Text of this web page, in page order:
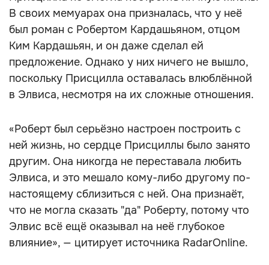
В своих мемуарах она призналась, что у неё
был роман с Робертом Кардашьяном, отцом
Ким Кардашьян, и он даже сделал ей
предложение. Однако у них ничего не вышло,
поскольку Присцилла оставалась влюблённой
в Элвиса, несмотря на их сложные отношения.
«Роберт был серьёзно настроен построить с
ней жизнь, но сердце Присциллы было занято
другим. Она никогда не переставала любить
Элвиса, и это мешало кому-либо другому по-
настоящему сблизиться с ней. Она признаёт,
что не могла сказать "да" Роберту, потому что
Элвис всё ещё оказывал на неё глубокое
влияние», — цитирует источника RadarOnline.